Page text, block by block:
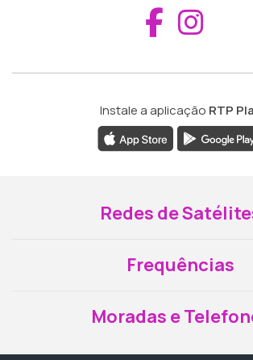
Instale a aplicação RTP
Redes de
Frequências
Moradas e